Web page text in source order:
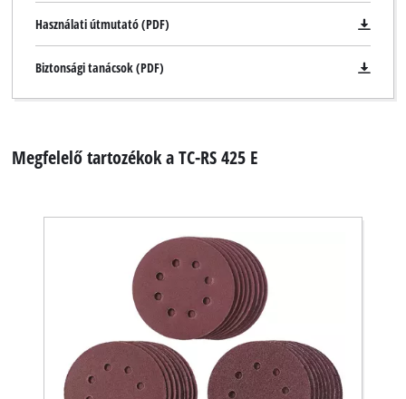
disclosed
website
Használati útmutató (PDF)
Biztonsági tanácsok (PDF)
Megfelelő tartozékok a TC-RS 425 E